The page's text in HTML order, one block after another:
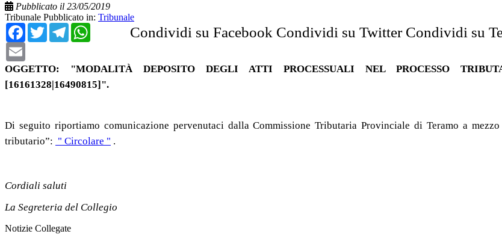
Pubblicato il 23/05/2019
Tribunale Pubblicato in: Tribunale
Condividi su Facebook
Facebook Condividi su Twitter
Twitter Condividi su
TelegramWhatsApp
Email
OGGETTO:
"MODALITÀ DEPOSITO DEGLI ATTI PROCESSUALI NEL PROCESSO
[16161328|16490815]".
Di seguito riportiamo comunicazione pervenutaci dallaCommissione Tributaria Provinciale di Teramo a
tributario”: " Circolare " .
Cordiali saluti
La Segreteria del Collegio
Notizie Collegate